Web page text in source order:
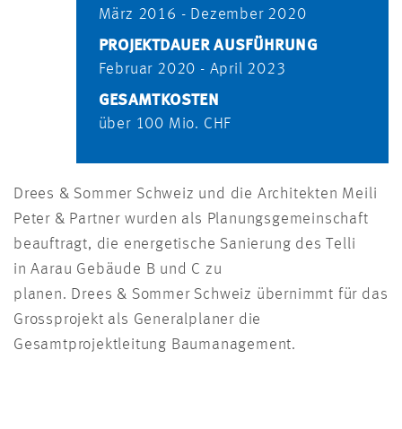
März 2016 - Dezember 2020
PROJEKTDAUER AUSFÜHRUNG
Februar 2020 - April 2023
GESAMTKOSTEN
über 100 Mio. CHF
Drees & Sommer Schweiz und die Architekten Meili
Peter & Partner wurden als Planungsgemeinschaft
beauftragt, die energetische Sanierung des Telli
in Aarau Gebäude B und C zu
planen. Drees & Sommer Schweiz übernimmt für das
Grossprojekt als Generalplaner die
Gesamtprojektleitung Baumanagement.